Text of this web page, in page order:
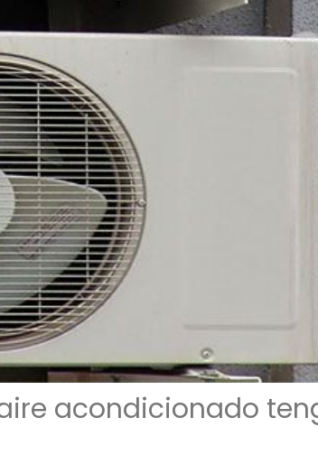
acondicionado